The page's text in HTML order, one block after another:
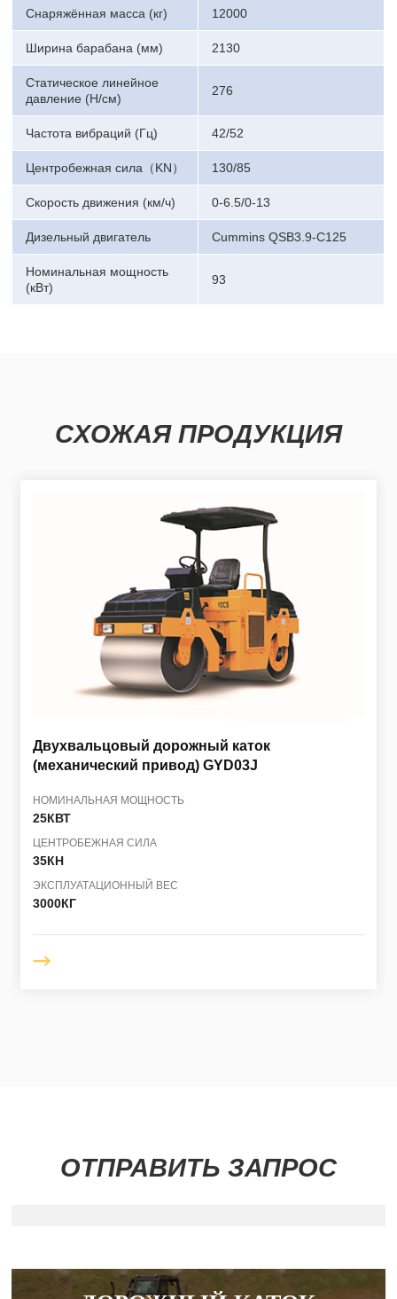
Снаряжённая масса (кг) 12000
Ширина барабана (мм) 2130
Статическое линейное
давление (Н/см)
276
Частота вибраций (Гц) 42/52
Центробежная сила（KN） 130/85
Скорость движения (км/ч) 0-6.5/0-13
Дизельный двигатель Cummins QSB3.9-C125
Номинальная мощность
(кВт)
93
СХОЖАЯ ПРОДУКЦИЯ
Двухвальцовый дорожный каток
(механический привод)GYD03J
НОМИНАЛЬНАЯ МОЩНОСТЬ
25КВТ
ЦЕНТРОБЕЖНАЯ СИЛА
35КН
ЭКСПЛУАТАЦИОННЫЙ ВЕС
3000КГ
ОТПРАВИТЬ ЗАПРОС